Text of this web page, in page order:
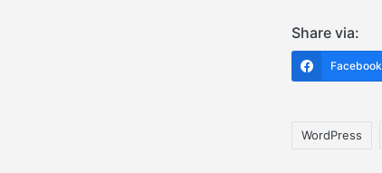
Share via:
Facebook
Tags:
WordPress